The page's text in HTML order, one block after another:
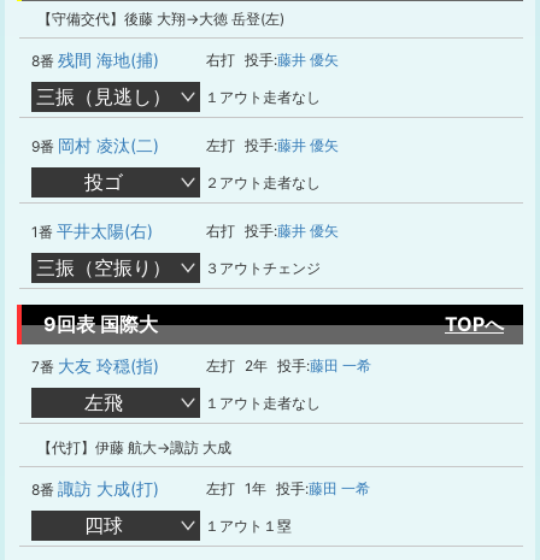
【守備交代】後藤 大翔→大徳 岳登(左)
8番 残間 海地(捕) 右打 投手:藤井 優矢
三振（見逃し） １アウト走者なし
9番 岡村 凌汰(二) 左打 投手:藤井 優矢
投ゴ ２アウト走者なし
1番 平井太陽(右) 右打 投手:藤井 優矢
三振（空振り） ３アウトチェンジ
9回表 国際大 TOPへ
7番 大友 玲穏(指) 左打 2年 投手:藤田 一希
左飛 １アウト走者なし
【代打】伊藤 航大→諏訪 大成
8番 諏訪 大成(打) 左打 1年 投手:藤田 一希
四球 １アウト１塁